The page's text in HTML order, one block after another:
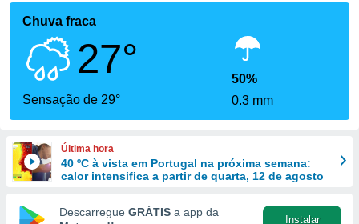
para
fornecidas
e
forma
Chuva fraca
27°
Sensação de 29°
50%
0.3 mm
Última hora
40 ºC à vista em Portugal na próxima semana:
calor intensifica a partir de quarta, 12 de agosto
Descarregue GRÁTIS a app da
Instalar